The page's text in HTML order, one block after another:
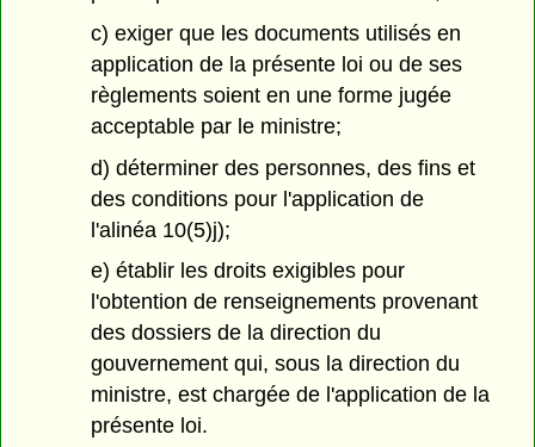
c) exiger que les documents utilisés en
application de la présente loi ou de ses
règlements soient en une forme jugée
acceptable par le ministre;
d) déterminer des personnes, des fins et
des conditions pour l'application de
l'alinéa 10(5)j);
e) établir les droits exigibles pour
l'obtention de renseignements provenant
des dossiers de la direction du
gouvernement qui, sous la direction du
ministre, est chargée de l'application de la
présente loi.